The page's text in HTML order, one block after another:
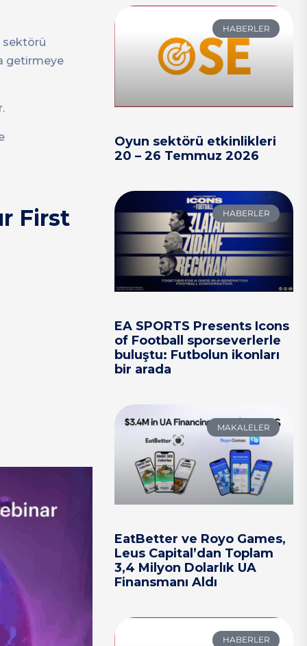
sektörü
getirmeye
First
HABERLER
Oyun sektörü etkinlikleri
20 – 26 Temmuz 2026
HABERLER
EA SPORTS Presents Icons
of Football sporseverlerle
buluştu: Futbolun ikonları
bir arada
MAKALELER
EatBetter ve Royo Games,
Leus Capital’dan Toplam
3,4 Milyon Dolarlık UA
Finansmanı Aldı
HABERLER